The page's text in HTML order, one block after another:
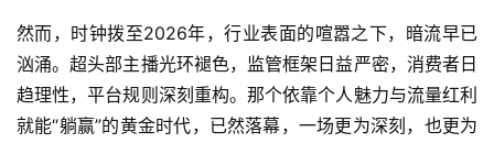
然而，时钟拨至2026年，行业表面的喧嚣之下，暗流早已
汹涌。超头部主播光环褪色，监管框架日益严密，消费者日
趋理性，平台规则深刻重构。那个依靠个人魅力与流量红利
就能“躺赢”的黄金时代，已然落幕，一场更为深刻，也更为